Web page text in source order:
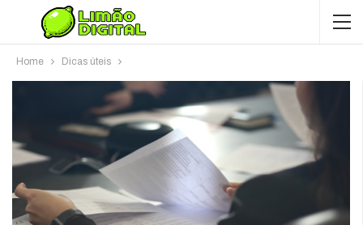
Home Dicas úteis